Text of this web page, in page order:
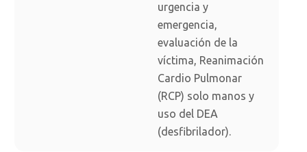
urgencia y
emergencia,
evaluación de la
víctima, Reanimación
Cardio Pulmonar
(RCP) solo manos y
uso del DEA
(desfibrilador).